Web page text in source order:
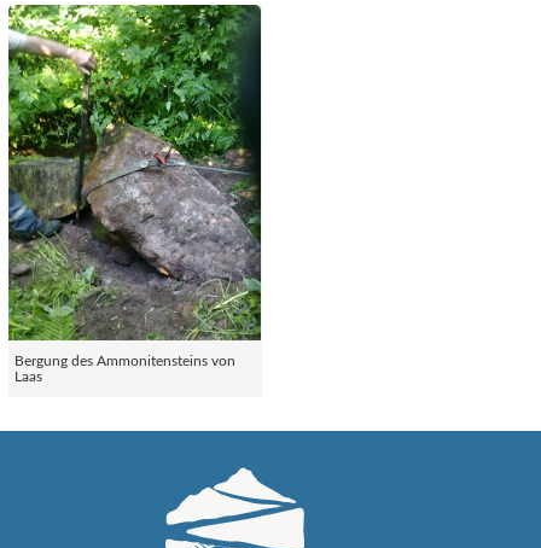
Bergung des Ammonitensteins von
Laas